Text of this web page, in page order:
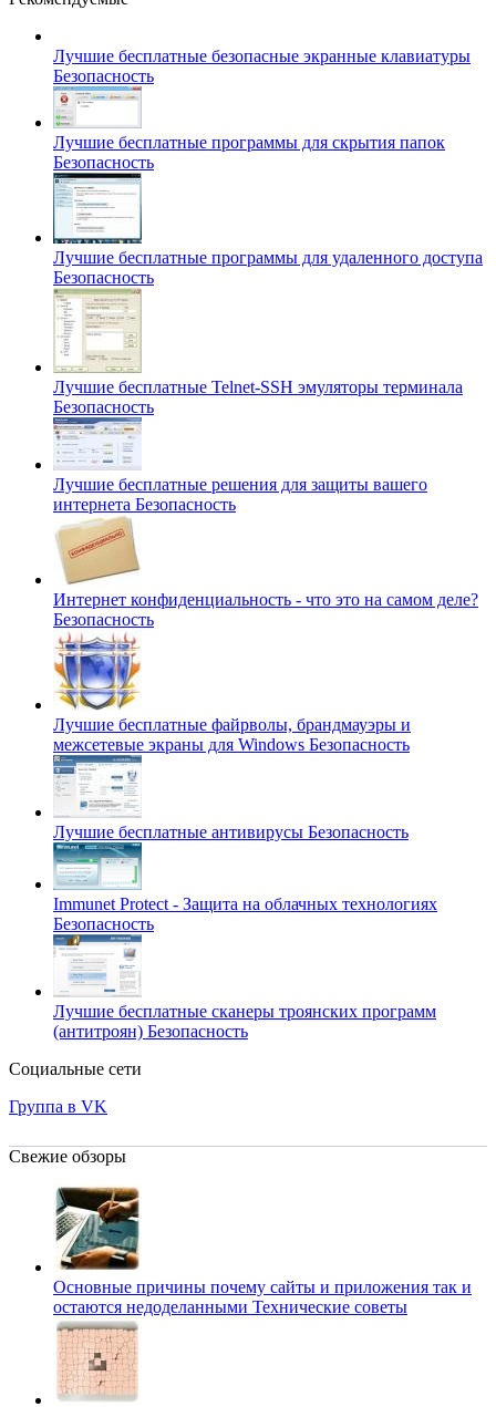
Лучшие бесплатные безопасные экранные клавиатуры
Безопасность
Лучшие бесплатные программы для скрытия папок
Безопасность
Лучшие бесплатные программы для удаленного доступа
Безопасность
Лучшие бесплатные Telnet-SSH эмуляторы терминала
Безопасность
Лучшие бесплатные решения для защиты вашего
интернета Безопасность
Интернет конфиденциальность - что это на самом деле?
Безопасность
Лучшие бесплатные файрволы, брандмауэры и
межсетевые экраны для Windows Безопасность
Лучшие бесплатные антивирусы Безопасность
Immunet Protect - Защита на облачных технологиях
Безопасность
Лучшие бесплатные сканеры троянских программ
(антитроян) Безопасность
Социальные сети
Группа в VK
Свежие обзоры
Основные причины почему сайты и приложения так и
остаются недоделанными Технические советы